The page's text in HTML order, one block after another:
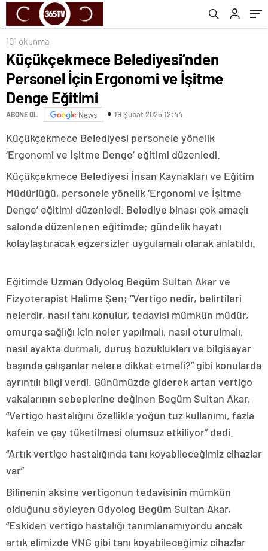
101 okunma
Küçükçekmece Belediyesi’nden
Personel İçin Ergonomi ve İşitme
Denge Eğitimi
ABONE OL News 19 Şubat 2025 12:44
Küçükçekmece Belediyesi personele yönelik
‘Ergonomi ve İşitme Denge’ eğitimi düzenledi.
Küçükçekmece Belediyesi İnsan Kaynakları ve Eğitim
Müdürlüğü, personele yönelik ‘Ergonomi ve İşitme
Denge’ eğitimi düzenledi. Belediye binası çok amaçlı
salonda düzenlenen eğitimde; gündelik hayatı
kolaylaştıracak egzersizler uygulamalı olarak anlatıldı.
Eğitimde Uzman Odyolog Begüm Sultan Akar ve
Fizyoterapist Halime Şen; “Vertigo nedir, belirtileri
nelerdir, nasıl tanı konulur, tedavisi mümkün müdür,
omurga sağlığı için neler yapılmalı, nasıl oturulmalı,
nasıl ayakta durmalı, duruş bozuklukları ve bilgisayar
başında çalışanlar nelere dikkat etmeli?” gibi konularda
ayrıntılı bilgi verdi. Günümüzde giderek artan vertigo
vakalarının sebeplerine değinen Begüm Sultan Akar,
“Vertigo hastalığını özellikle yoğun tuz kullanımı, fazla
kafein ve çay tüketilmesi olumsuz etkiliyor” dedi.
“Artık vertigo hastalığında tanı koyabileceğimiz cihazlar
var”
Bilinenin aksine vertigonun tedavisinin mümkün
olduğunu söyleyen Odyolog Begüm Sultan Akar,
“Eskiden vertigo hastalığı tanımlanamıyordu ancak
artık elimizde VNG gibi tanı koyabileceğimiz cihazlar